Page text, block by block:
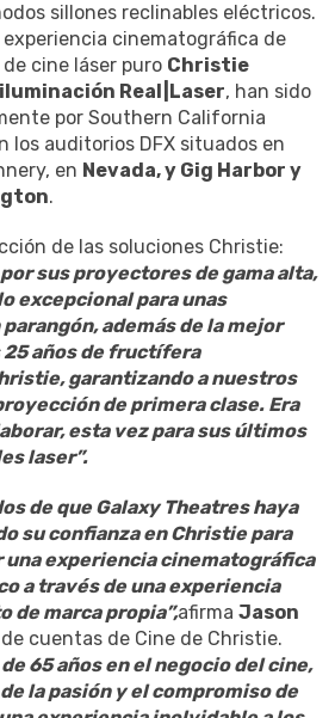
sillones reclinables eléctricos.
cinematográfica de
cine láser puro Christie
Real|Laser, han sido
por Southern California
los auditorios DFX situados en
en Nevada, y Gig Harbor y
.
de las soluciones Christie:
sus proyectores de gama alta,
excepcional para unas
además de la mejor
años de fructífera
garantizando a nuestros
de primera clase. Era
esta vez para sus últimos
laser”.
de que Galaxy Theatres haya
su confianza en Christie para
una experiencia cinematográfica
a través de una experiencia
de marca propia”,afirma Jason
cuentas de Cine de Christie.
65 años en el negocio del cine,
la pasión y el compromiso de